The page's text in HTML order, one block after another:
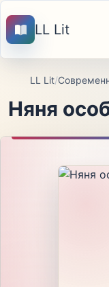
LL Lit
LL Lit/
Няня